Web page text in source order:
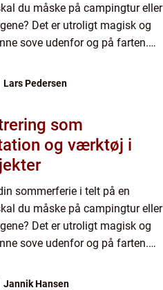
du måske på campingtur eller
Det er utroligt magisk og
sove udenfor og på farten.
Lars Pedersen
som
og værktøj i
sommerferie i telt på en
du måske på campingtur eller
Det er utroligt magisk og
sove udenfor og på farten.
Jannik Hansen